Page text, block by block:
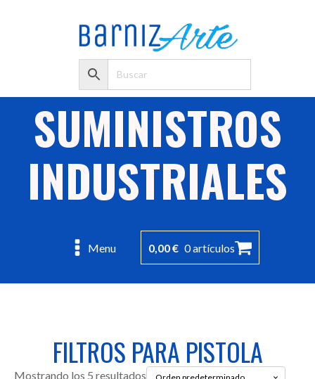
SUMINISTROS
INDUSTRIALES
Menu 0,00€ 0 artículos
FILTROS PARA PISTOLA
Mostrando los 5 resultados